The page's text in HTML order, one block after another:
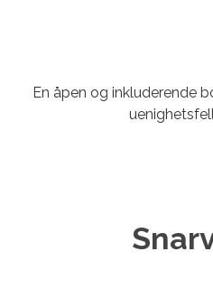
En åpen og inkluderende